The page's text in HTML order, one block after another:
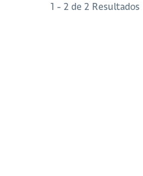
1 - 2 de 2 Resultados